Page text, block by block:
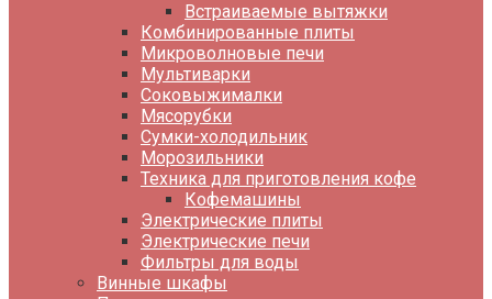
Встраиваемые вытяжки
Комбинированные плиты
Микроволновые печи
Мультиварки
Соковыжималки
Мясорубки
Сумки-холодильник
Морозильники
Техника для приготовления кофе
Кофемашины
Электрические плиты
Электрические печи
Фильтры для воды
Винные шкафы